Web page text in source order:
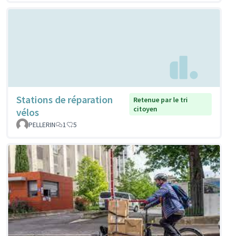
Stations de réparation
vélos
Retenue par le tri
citoyen
PELLERIN
1 5